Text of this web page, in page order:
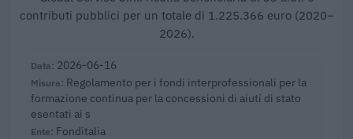
contributi pubblici per un totale di 1.225.366 euro (2020–
2026).
2026-06-16
Regolamento per i fondi interprofessionali per la
formazione continua per la concessioni di aiuti di stato
esentati ai s
Fonditalia